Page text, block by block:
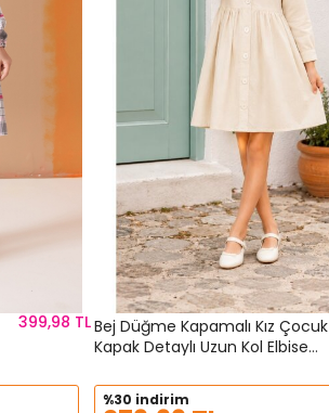
399,98 TLBej Düğme Kapamalı Kız Çocuk
Kapak Detaylı Uzun Kol Elbise
%30 indirim